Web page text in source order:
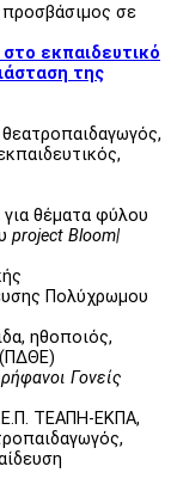
σε
εκπαιδευτικό
της
θέματα φύλου
project Bloom|
Πολύχρωμου
ηθοποιός,
(ΠΔΘΕ)
Γονείς
ΤΕΑΠΗ-ΕΚΠΑ,